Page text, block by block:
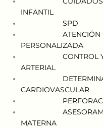
INFANTIL
SPD
ATENCIÓN
PERSONALIZADA
CONTROL
ARTERIAL
CARDIOVASCULAR
MATERNA